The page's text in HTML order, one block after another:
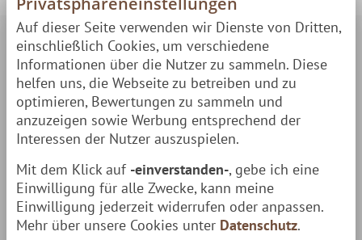
Sicherheit:
Auf dieser Seite verwenden wir Dienste von Dritten,
einschließlich Cookies, um verschiedene
Informationen über die Nutzer zu sammeln. Diese
helfen uns, die Webseite zu betreiben und zu
optimieren, Bewertungen zu sammeln und
anzuzeigen sowie Werbung entsprechend der
Interessen der Nutzer auszuspielen.
Mit dem Klick auf -einverstanden-, gebe ich eine
Einwilligung für alle Zwecke, kann meine
Einwilligung jederzeit widerrufen oder anpassen.
Mehr über unsere Cookies unter Datenschutz.